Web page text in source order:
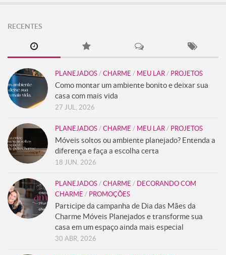
RECENTES
PLANEJADOS / CHARME / MEU LAR / PROJETOS
Como montar um ambiente bonito e deixar sua
casa com mais vida
27 JUL, 2026
PLANEJADOS / CHARME / MEU LAR / PROJETOS
Móveis soltos ou ambiente planejado? Entenda a
diferença e faça a escolha certa
18 JUN, 2026
PLANEJADOS / CHARME / DECORANDO COM
CHARME / PROMOÇÕES
Participe da campanha de Dia das Mães da
Charme Móveis Planejados e transforme sua
casa em um espaço ainda mais especial
30 ABR, 2026